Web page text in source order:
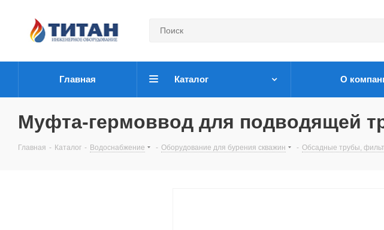
Главная Каталог О
Муфта-гермоввод для подводящей
Главная - Каталог - Водоснабжение - Оборудование для бурения скважин - Обсадные трубы,